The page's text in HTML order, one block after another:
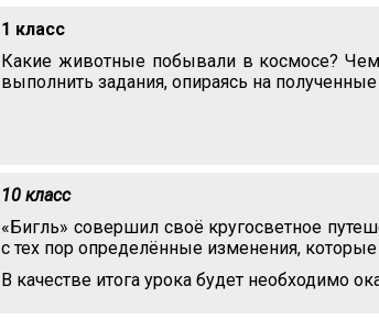
1 класс
Какие животные побывали в космосе?
выполнить задания, опираясь на
10 класс
«Бигль» совершил своё кругосветное
с тех пор определённые изменения,
В качестве итога урока будет необходимо